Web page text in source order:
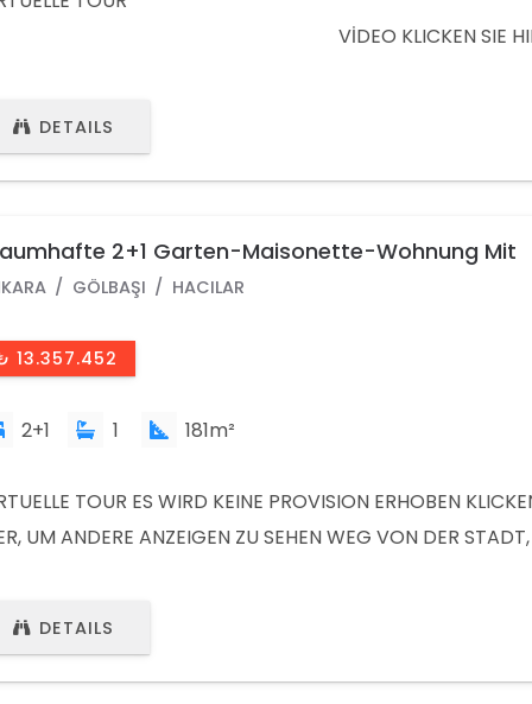
KLICKEN SIE HIER,
DETAILS
2+1 Garten-Maisonette-Wohnung Mit
In Gölbaşı / Ankara /Türkei
GÖLBAŞI HACILAR
13.357.452
2+1 1 181m²
TOUR ES WIRD KEINE PROVISION ERHOBEN
UM ANDERE ANZEIGEN ZU SEHEN WEG VON DER
IN VOLLEN ZÜGEN SPÜREN UND IHREM LEBEN EINEN
EIN AKFEN-HOLDING-PROJEKT, DAS EINEN
DETAILS